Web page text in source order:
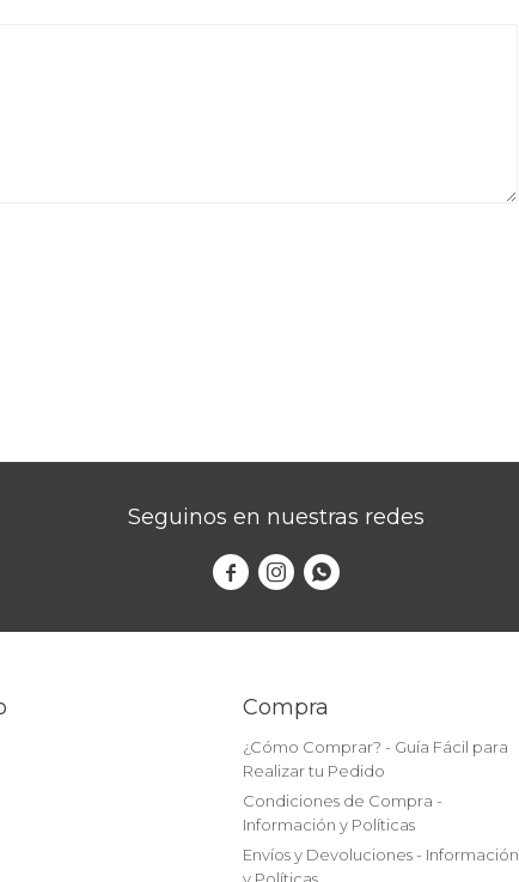
Seguinos en nuestras redes
  
Compra
¿Cómo Comprar? - Guía Fácil para
Realizar tu Pedido
Condiciones de Compra -
Información y Políticas
Envíos y Devoluciones - Información